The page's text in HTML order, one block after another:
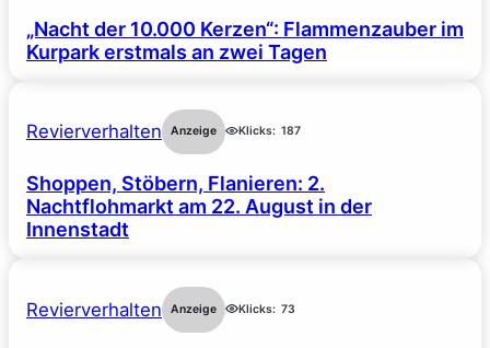
„Nacht der 10.000 Kerzen“: Flammenzauber im
Kurpark erstmals an zwei Tagen
Revierverhalten Anzeige Klicks: 187
Shoppen, Stöbern, Flanieren: 2.
Nachtflohmarkt am 22. August in der
Innenstadt
Revierverhalten Anzeige Klicks: 73